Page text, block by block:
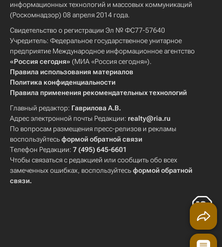
информационных технологий и массовых коммуникаций
(Роскомнадзор) 08 апреля 2014 года.
Свидетельство о регистрации Эл № ФС77-57640
Учредитель: Федеральное государственное унитарное
предприятие Международное информационное агентство
«Россия сегодня» (МИА «Россия сегодня»).
Правила использования материалов
Политика конфиденциальности
Правила применения рекомендательных технологий
Главный редактор: Гаврилова А.В.
Адрес электронной почты Редакции: realty@ria.ru
По вопросам размещения пресс-релизов и рекламы
воспользуйтесьформой обратной связи
Телефон Редакции: 7 (495) 645-6601
Чтобы связаться с редакцией или сообщить обо всех
замеченных ошибках, воспользуйтесьформой обратной
связи.